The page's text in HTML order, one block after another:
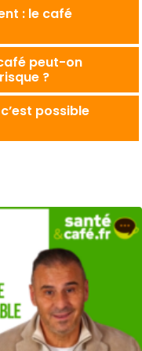
: le café
peut-on
?
possible